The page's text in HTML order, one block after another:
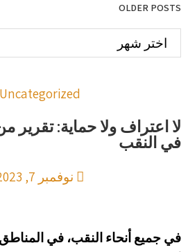
OLDER POSTS
Uncategorized
لا اعتراف ولا حماية: تقرير
في النقب
نوفمبر 7, 2023
في جميع أنحاء النقب، في